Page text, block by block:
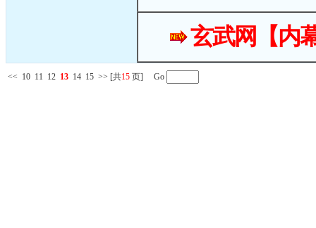
玄武网【内
<< 10 11 12 13 14 15 >> [共15 页] Go